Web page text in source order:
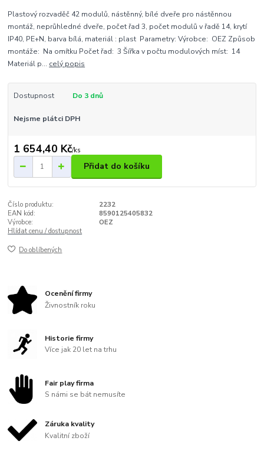
Plastový rozvaděč 42 modulů, nástěnný, bílé dveře pro nástěnnou
montáž, neprůhledné dveře, počet řad 3, počet modulů v řadě 14, krytí
IP40, PE+N, barva bílá, materiál : plast Parametry: Výrobce: OEZ Způsob
montáže: Na omítku Počet řad: 3 Šířka v počtu modulových míst: 14
Materiál p... celý popis
Dostupnost Do 3 dnů
Nejsme plátci DPH
1 654,40 Kč/ks
Přidat do košíku
Číslo produktu:
2232
EAN kód:
8590125405832
Výrobce:
OEZ
Hlídat cenu / dostupnost
Do oblíbených
Ocenění firmy
Živnostník roku
Historie firmy
Více jak 20 let na trhu
Fair play firma
S námi se bát nemusíte
Záruka kvality
Kvalitní zboží